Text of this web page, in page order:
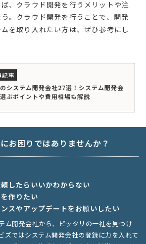
、クラウド開発を行うメリットや注
。クラウド開発を行うことで、開発
を取り入れたい方は、ぜひ参考にし
システム開発会社27選！システム開発会
ぶポイントや費用相場も解説
お困りではありませんか？
したらいいかわからない
作りたい
スやアップデートをお願いしたい
ム開発会社から、ピッタリの一社を見つけ
ズではシステム開発会社の登録に力を入れて